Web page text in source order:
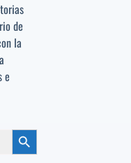
de
la
e
Botón de búsqueda